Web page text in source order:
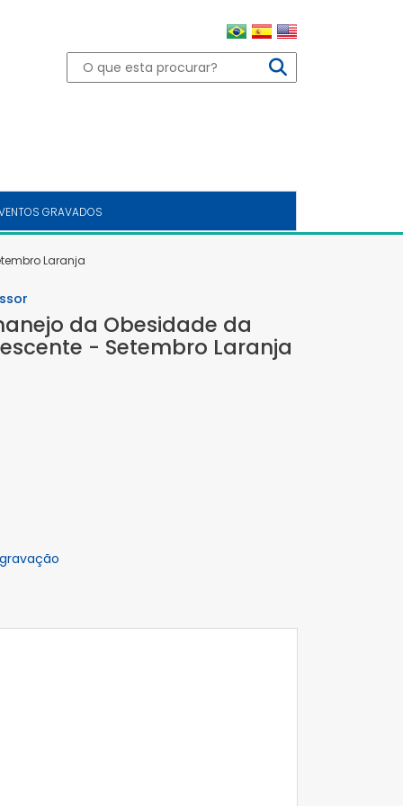
GRAVADOS
Laranja
da Obesidade da
- Setembro Laranja